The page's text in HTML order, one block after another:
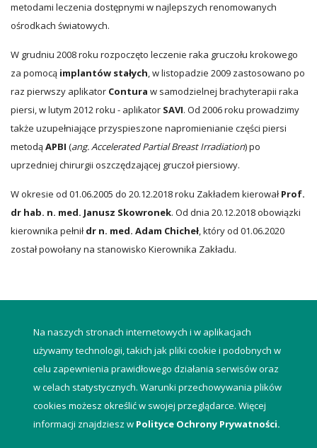
metodami leczenia dostępnymi w najlepszych renomowanych
ośrodkach światowych.
W grudniu 2008 roku rozpoczęto leczenie raka gruczołu krokowego
za pomocą implantów stałych, w listopadzie 2009 zastosowano po
raz pierwszy aplikator Contura w samodzielnej brachyterapii raka
piersi, w lutym 2012 roku - aplikator SAVI. Od 2006 roku prowadzimy
także uzupełniające przyspieszone napromienianie części piersi
metodąAPBI (ang. Accelerated Partial Breast Irradiation) po
uprzedniej chirurgii oszczędzającej gruczoł piersiowy.
W okresie od 01.06.2005 do 20.12.2018 roku Zakładem kierowałProf.
dr hab. n. med. Janusz Skowronek. Od dnia 20.12.2018 obowiązki
kierownika pełniłdr n. med. Adam Chicheł, który od 01.06.2020
został powołany na stanowisko Kierownika Zakładu.
© Wielkopolskie Centrum Onkologii - Zakład Brachyterapii
Na naszych stronach internetowych i w aplikacjach
używamy technologii, takich jak pliki cookie i podobnych w
celu zapewnienia prawidłowego działania serwisów oraz
w celach statystycznych. Warunki przechowywania plików
cookies możesz określić w swojej przeglądarce. Więcej
informacji znajdziesz w Polityce Ochrony Prywatności.